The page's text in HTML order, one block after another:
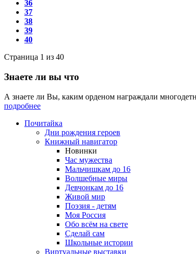
36
37
38
39
40
Страница 1 из 40
Знаете ли вы что
А знаете ли Вы, каким орденом награждали
подробнее
Почитайка
Дни рождения героев
Книжный навигатор
Новинки
Час мужества
Мальчишкам до 16
Волшебные миры
Девчонкам до 16
Живой мир
Поэзия - детям
Моя Россия
Обо всём на свете
Сделай сам
Школьные истории
Виртуальные выставки